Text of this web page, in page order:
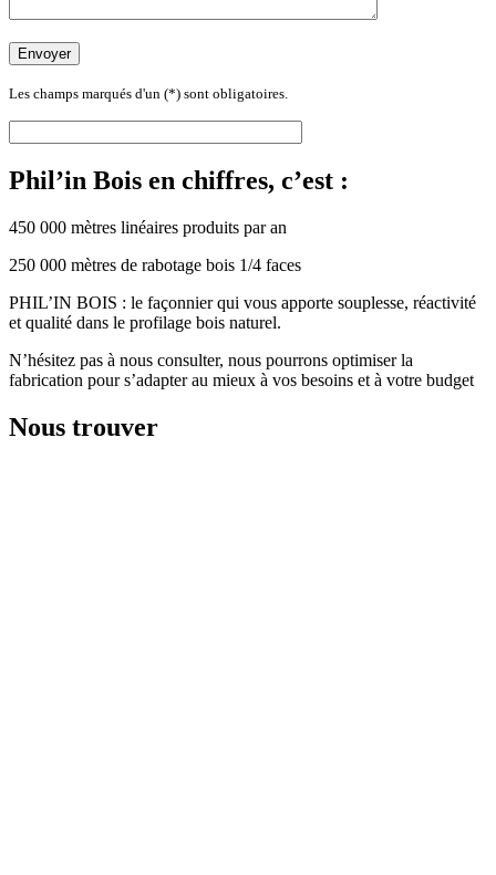
Les champs marqués d'un (*) sont obligatoires.
Phil’in Bois en chiffres, c’est :
450 000 mètres linéaires produits par an
250 000 mètres de rabotage bois 1/4 faces
PHIL’IN BOIS : le façonnier qui vous apporte souplesse, réactivité
et qualité dans le profilage bois naturel.
N’hésitez pas à nous consulter, nous pourrons optimiser la
fabrication pour s’adapter au mieux à vos besoins et à votre budget
Nous trouver